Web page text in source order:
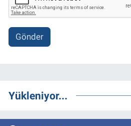
Gönder
Yükleniyor...